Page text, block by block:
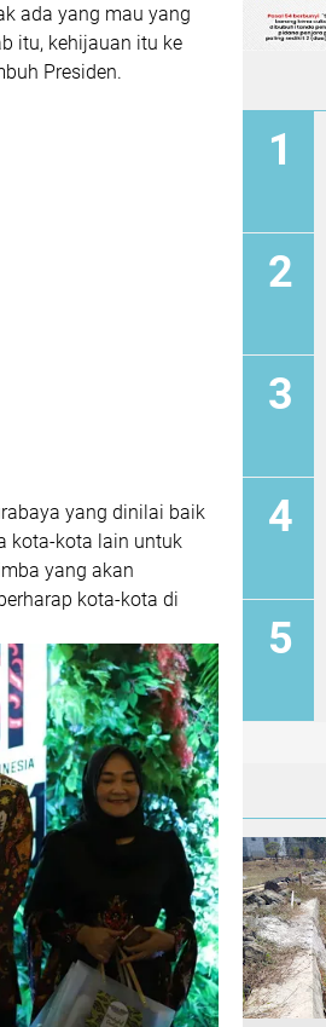
ada yang mau yang
itu, kehijauan itu ke
Presiden.
yang dinilai baik
kota-kota lain untuk
yang akan
kota-kota di